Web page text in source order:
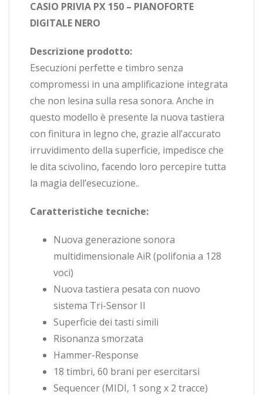
CASIO PRIVIA PX 150 – PIANOFORTE
DIGITALE NERO
Descrizione prodotto:
Esecuzioni perfette e timbro senza
compromessi in una amplificazione integrata
che non lesina sulla resa sonora. Anche in
questo modello è presente la nuova tastiera
con finitura in legno che, grazie all’accurato
irruvidimento della superficie, impedisce che
le dita scivolino, facendo loro percepire tutta
la magia dell’esecuzione..
Caratteristiche tecniche:
Nuova generazione sonora
multidimensionale AiR (polifonia a 128
voci)
Nuova tastiera pesata con nuovo
sistema Tri-Sensor II
Superficie dei tasti simili
Risonanza smorzata
Hammer-Response
18 timbri, 60 brani per esercitarsi
Sequencer (MIDI, 1 song x 2 tracce)